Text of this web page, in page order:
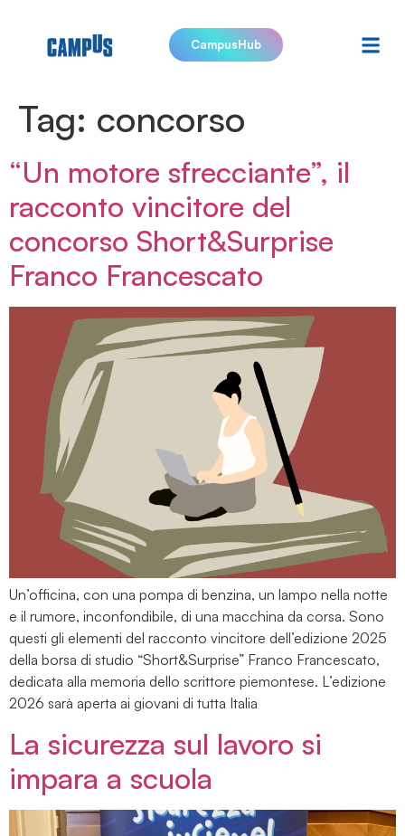
CampusHub
Tag: concorso
“Un motore sfrecciante”, il
racconto vincitore del
concorso Short&Surprise
Franco Francescato
Un’officina, con una pompa di benzina, un lampo nella notte
e il rumore, inconfondibile, di una macchina da corsa. Sono
questi gli elementi del racconto vincitore dell’edizione 2025
della borsa di studio “Short&Surprise” Franco Francescato,
dedicata alla memoria dello scrittore piemontese. L’edizione
2026 sarà aperta ai giovani di tutta Italia
La sicurezza sul lavoro si
impara a scuola